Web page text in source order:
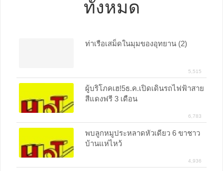
ทั้งหมด
ท่าเรือเสม็ดในมุมของอุทยาน (2)
5,515
ผู้บริโภคเฮ!5ธ.ค.เปิดเดินรถไฟฟ้าสาย
สีแดงฟรี 3 เดือน
6,783
พบลูกหมูประหลาดหัวเดียว 6 ขาชาว
บ้านแห่ไหว้
4,936